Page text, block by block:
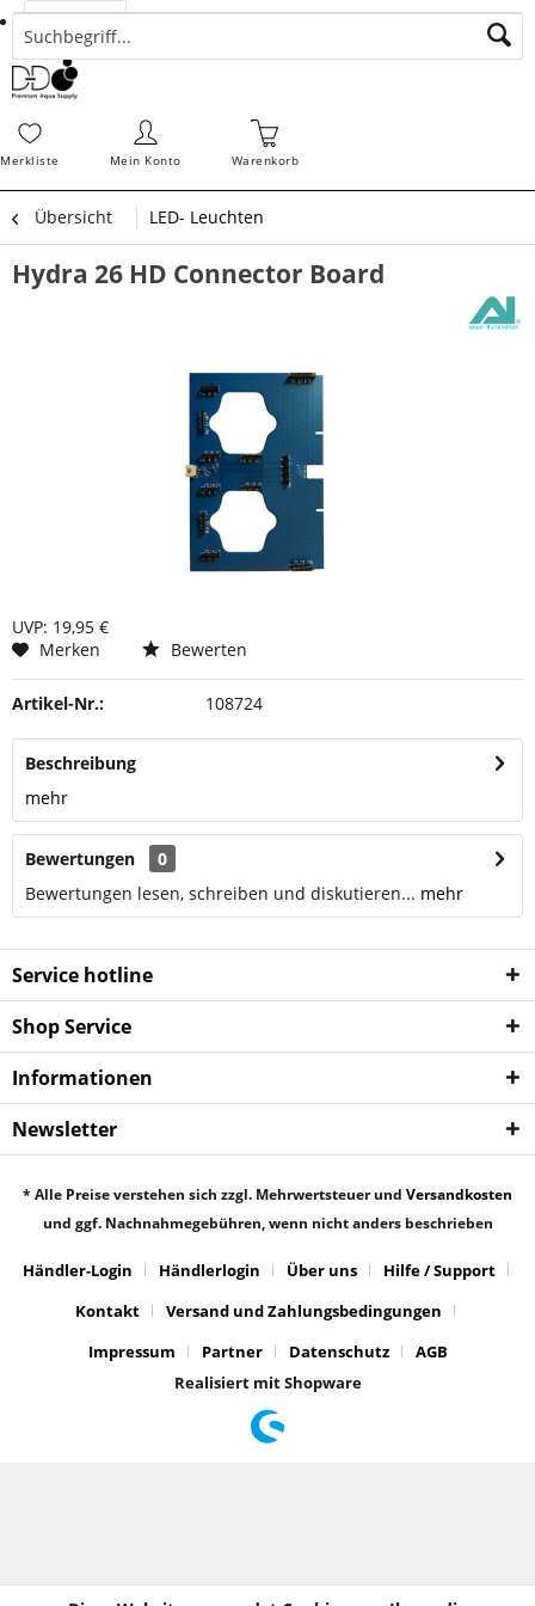
Suchen
Merkliste Mein Konto
Bestellungen Schnellerfassung
Warenkorb
Übersicht LED- Leuchten
Hydra 26 HD Connector Board
UVP: 19,95 €
Merken
Bewerten
Artikel-Nr.: 108724
Beschreibung
mehr
Bewertungen
0
Bewertungen lesen, schreiben und diskutieren... mehr
Service hotline
Shop Service
Informationen
Newsletter
* Alle Preise verstehen sich zzgl. Mehrwertsteuer und Versandkosten
und ggf. Nachnahmegebühren, wenn nicht anders beschrieben
Händler-Login Händlerlogin Über uns
Hilfe / Support
Kontakt
Versand und Zahlungsbedingungen
Impressum
Partner Datenschutz
AGB
Realisiert mit Shopware